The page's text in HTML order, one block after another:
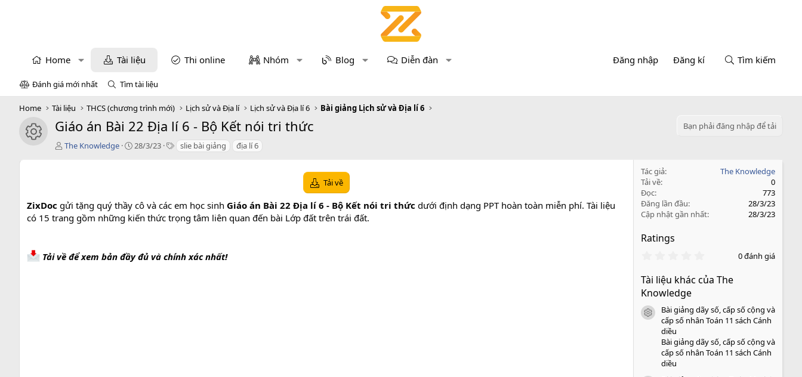
Home Tài liệu Thi online Nhóm Blog Diễn đàn Đăng nhập Đăng kí Tìm kiếm
Đánh giá mới nhất Tìm tài liệu
Home Tài liệu THCS (chương trình mới) Lịch sử và Địa lí Lịch sử và Địa lí 6 Bài giảng Lịch sử và Địa lí 6
icon tài liệu
Giáo án Bài 22 Địa lí 6 - Bộ Kết nói tri thức
Bạn phải đăng nhập để tải
T
The Knowledge
C
o
n
28/3/23
T slie bài giảng địa lí 6
Tải về
ZixDoc gửi tặng quý thầy cô và các em học sinh Giáo án Bài 22 Địa lí 6 - Bộ Kết nói tri thức dưới định dạng PPT hoàn toàn miễn phí. Tài liệu
có 15 trang gồm những kiến thức trọng tâm liên quan đến bài Lớp đất trên trái đất.
Tải về để xem bản đầy đủ và chính xác nhất!
Tác giả
The Knowledge
Tải về
0
Đọc
773
Đăng lần đầu
28/3/23
Cập nhật gần nhất
28/3/23
Ratings
0
0
o
0 đánh giá
Tài liệu khác của The
Knowledge
icon tài liệu
Bài giảng dãy số, cấp số cộng và
cấp số nhân Toán 11 sách Cánh
diều
Bài giảng dãy số, cấp số cộng và
cấp số nhân Toán 11 sách Cánh
diều